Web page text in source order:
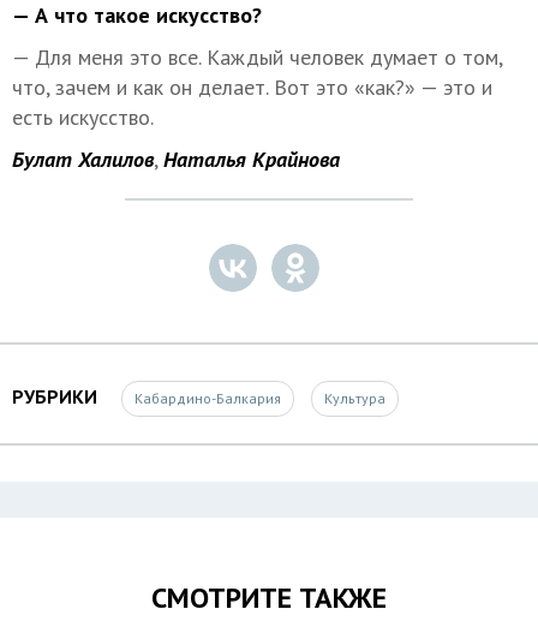
— А что такое искусство?
— Для меня это все. Каждый человек думает о том,
что, зачем и как он делает. Вот это «как?» — это и
есть искусство.
Булат Халилов,Наталья Крайнова
РУБРИКИ Кабардино-Балкария Культура
СМОТРИТЕ ТАКЖЕ